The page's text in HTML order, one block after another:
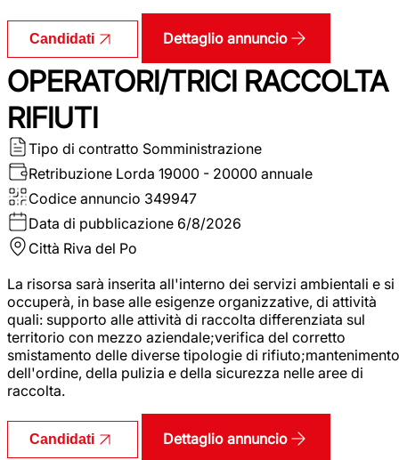
Candidati Dettaglio annuncio
OPERATORI/TRICI RACCOLTA
RIFIUTI
Tipo di contratto Somministrazione
Retribuzione Lorda 19000 - 20000 annuale
Codice annuncio 349947
Data di pubblicazione 6/8/2026
Città Riva del Po
La risorsa sarà inserita all'interno dei servizi ambientali e si
occuperà, in base alle esigenze organizzative, di attività
quali: supporto alle attività di raccolta differenziata sul
territorio con mezzo aziendale;verifica del corretto
smistamento delle diverse tipologie di rifiuto;mantenimento
dell'ordine, della pulizia e della sicurezza nelle aree di
raccolta.
Candidati Dettaglio annuncio